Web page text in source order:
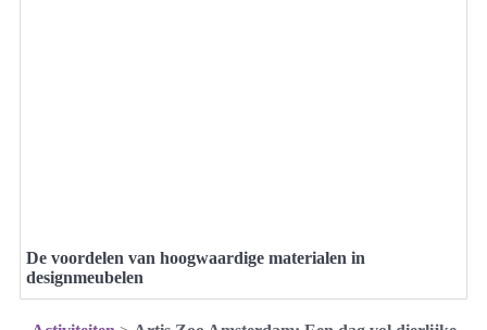
De voordelen van hoogwaardige materialen in
designmeubelen